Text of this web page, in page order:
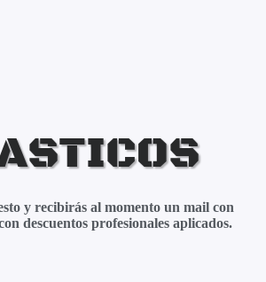
y recibirás al momento un mail con
descuentos profesionales aplicados.